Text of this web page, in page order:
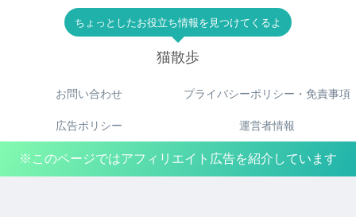
ちょっとしたお役立ち情報を見つけてくるよ
猫散歩
お問い合わせ プライバシーポリシー・免責事項
広告ポリシー 運営者情報
※このページではアフィリエイト広告を紹介しています